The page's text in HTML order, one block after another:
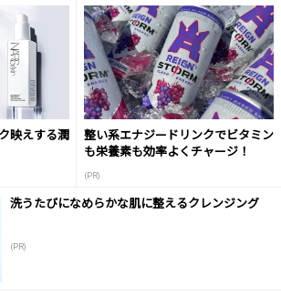
映えする潤
整い系エナジードリンクでビタミン
も栄養素も効率よくチャージ！
(PR)
洗うたびになめらかな肌に整えるクレンジング
(PR)